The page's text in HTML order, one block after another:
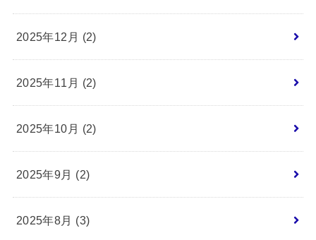
2025年12月 (2)
2025年11月 (2)
2025年10月 (2)
2025年9月 (2)
2025年8月 (3)